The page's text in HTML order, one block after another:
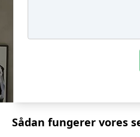
Sådan fungerer vores